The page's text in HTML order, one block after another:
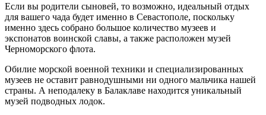
Если вы родители сыновей, то возможно, идеальный отдых
для вашего чада будет именно в Севастополе, поскольку
именно здесь собрано большое количество музеев и
экспонатов воинской славы, а также расположен музей
Черноморского флота.
Обилие морской военной техники и специализированных
музеев не оставит равнодушными ни одного мальчика нашей
страны. А неподалеку в Балаклаве находится уникальный
музей подводных лодок.